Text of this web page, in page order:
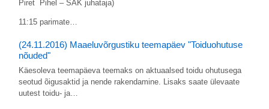
Piret Pihel – SAK juhataja)
11:15 parimate…
(24.11.2016) Maaeluvõrgustiku teemapäev "Toiduohutuse
nõuded"
Käesoleva teemapäeva teemaks on aktuaalsed toidu ohutusega
seotud õigusaktid ja nende rakendamine. Lisaks saate ülevaate
uutest toidu- ja…